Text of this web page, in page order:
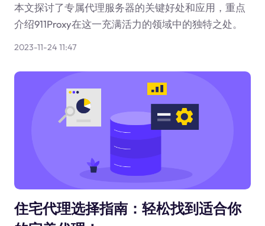
本文探讨了专属代理服务器的关键好处和应用，重点
介绍911Proxy在这一充满活力的领域中的独特之处。
2023-11-24 11:47
住宅代理选择指南：轻松找到适合你